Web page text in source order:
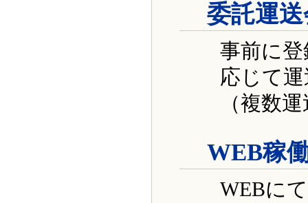
委託運
事前に
応じて
（複数
WEB稼
WEBに